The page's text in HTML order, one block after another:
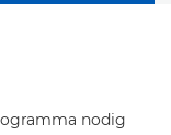
nodig